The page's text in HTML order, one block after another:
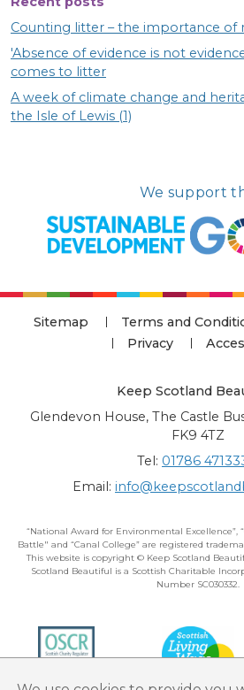
Counting litter – the importance of
'Absence of evidence is not
comes to litter
A week of climate change and
the Isle of Lewis (1)
We support
Sitemap Terms and
Privacy
Keep Scotland
Glendevon House, The Castle
FK9 4TZ
Tel: 01786
Email:
“National Award for Environmental Excellence”,
Battle" and “Canal College” are registered
This website is copyright © Keep Scotland
Scotland Beautiful is a Scottish Charitable
Number SC030332.